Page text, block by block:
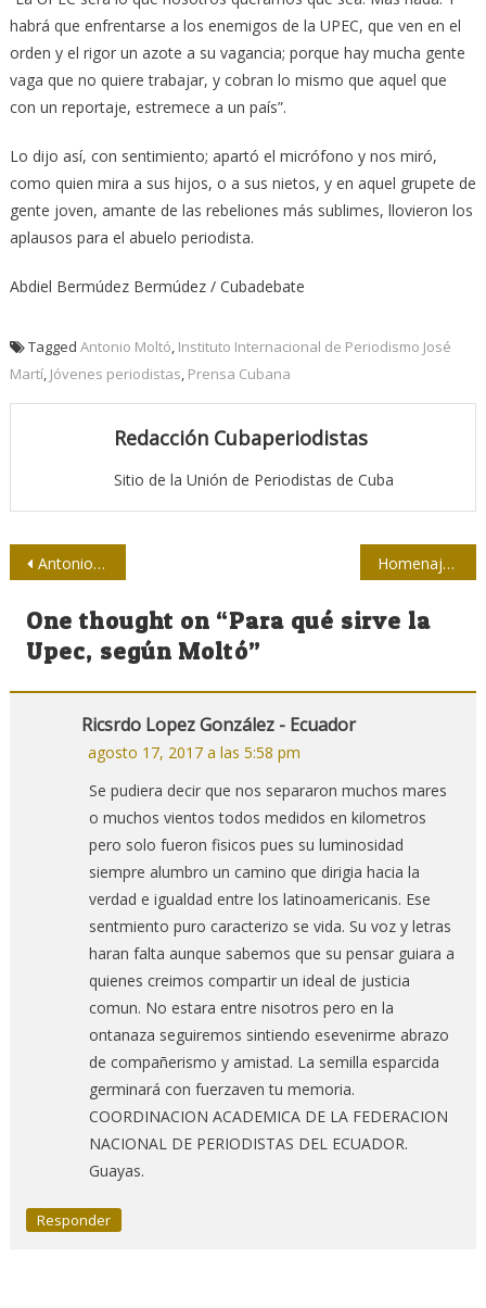
habrá que enfrentarse a los enemigos de la UPEC, que ven en el
orden y el rigor un azote a su vagancia; porque hay mucha gente
vaga que no quiere trabajar, y cobran lo mismo que aquel que
con un reportaje, estremece a un país”.
Lo dijo así, con sentimiento; apartó el micrófono y nos miró,
como quien mira a sus hijos, o a sus nietos, y en aquel grupete de
gente joven, amante de las rebeliones más sublimes, llovieron los
aplausos para el abuelo periodista.
Abdiel Bermúdez Bermúdez / Cubadebate
Tagged Antonio Moltó, Instituto Internacional de Periodismo José
Martí, Jóvenes periodistas, Prensa Cubana
Redacción Cubaperiodistas
Sitio de la Unión de Periodistas de Cuba
Navegación
de
entradas
Antonio Moltó: Que tu memoria no descanse en paz, que sigas trabajando en guerra Homenaje a Antonio Moltó/ Cobertura nacional
One thought on “Para qué sirve la
Upec, según Moltó”
Ricsrdo Lopez González - Ecuador
agosto 17, 2017 a las 5:58 pm
Se pudiera decir que nos separaron muchos mares
o muchos vientos todos medidos en kilometros
pero solo fueron fisicos pues su luminosidad
siempre alumbro un camino que dirigia hacia la
verdad e igualdad entre los latinoamericanis. Ese
sentmiento puro caracterizo se vida. Su voz y letras
haran falta aunque sabemos que su pensar guiara a
quienes creimos compartir un ideal de justicia
comun. No estara entre nisotros pero en la
ontanaza seguiremos sintiendo esevenirme abrazo
de compañerismo y amistad. La semilla esparcida
germinará con fuerzaven tu memoria.
COORDINACION ACADEMICA DE LA FEDERACION
NACIONAL DE PERIODISTAS DEL ECUADOR.
Guayas.
Responder